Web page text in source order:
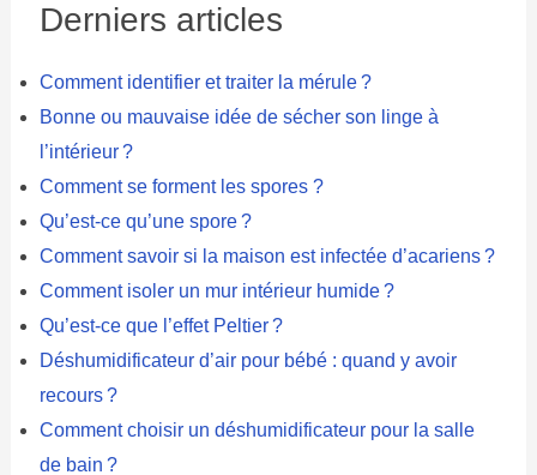
Derniers articles
Comment identifier et traiter la mérule ?
Bonne ou mauvaise idée de sécher son linge à
l’intérieur ?
Comment se forment les spores ?
Qu’est-ce qu’une spore ?
Comment savoir si la maison est infectée d’acariens ?
Comment isoler un mur intérieur humide ?
Qu’est-ce que l’effet Peltier ?
Déshumidificateur d’air pour bébé : quand y avoir
recours ?
Comment choisir un déshumidificateur pour la salle
de bain ?